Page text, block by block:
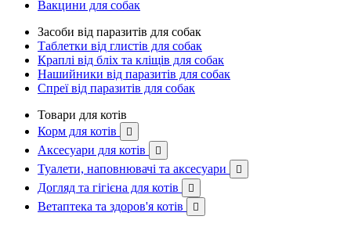
Вакцини для собак
Засоби від паразитів для собак
Таблетки від глистів для собак
Краплі від бліх та кліщів для собак
Нашийники від паразитів для собак
Спреї від паразитів для собак
Товари для котів
Корм для котів

Аксесуари для котів 
Туалети, наповнювачі та аксесуари 
Догляд та гігієна для котів 
Ветаптека та здоров'я котів 